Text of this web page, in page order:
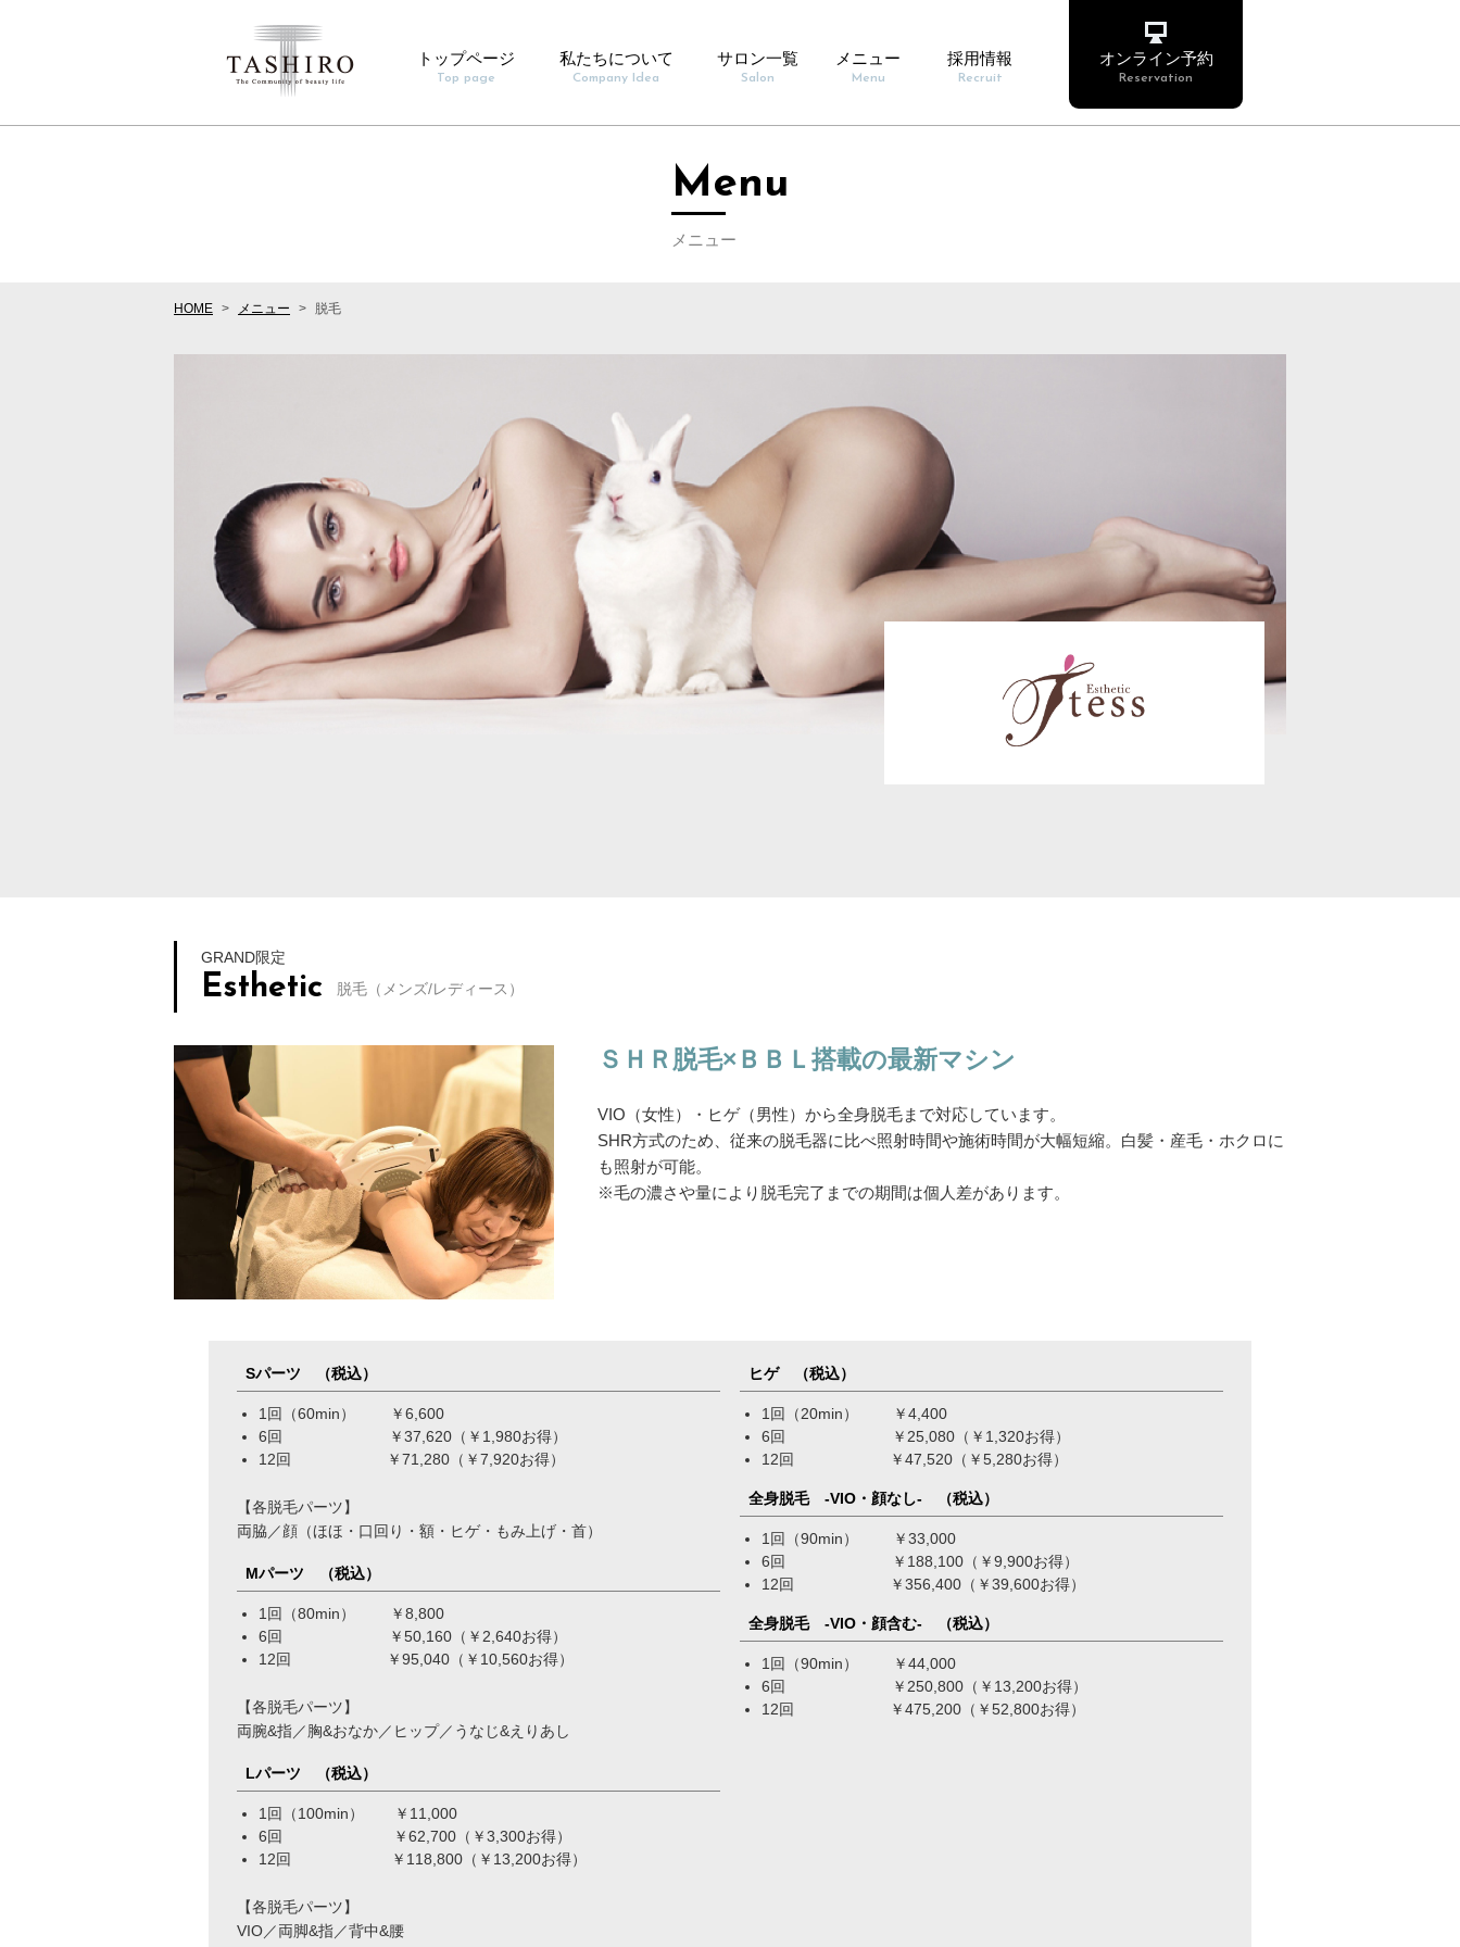
トップページ
Top page
私たちについて
Company Idea
サロン一覧
Salon
メニュー
Menu
採用情報
Recruit
オンライン予約
Reservation
Menu
メニュー
HOME メニュー 脱毛
GRAND限定
Esthetic 脱毛（メンズ/レディース）
ＳＨＲ脱毛×ＢＢＬ搭載の最新マシン
VIO（女性）・ヒゲ（男性）から全身脱毛まで対応しています。
SHR方式のため、従来の脱毛器に比べ照射時間や施術時間が大幅短縮。白髪・産毛・ホクロに
も照射が可能。
※毛の濃さや量により脱毛完了までの期間は個人差があります。
Sパーツ （税込）
1回（60min） ￥6,600
6回 ￥37,620（￥1,980お得）
12回 ￥71,280（￥7,920お得）
【各脱毛パーツ】
両脇／顔（ほほ・口回り・額・ヒゲ・もみ上げ・首）
Mパーツ （税込）
1回（80min） ￥8,800
6回 ￥50,160（￥2,640お得）
12回 ￥95,040（￥10,560お得）
【各脱毛パーツ】
両腕&指／胸&おなか／ヒップ／うなじ&えりあし
Lパーツ （税込）
1回（100min） ￥11,000
6回 ￥62,700（￥3,300お得）
12回 ￥118,800（￥13,200お得）
【各脱毛パーツ】
VIO／両脚&指／背中&腰
ヒゲ （税込）
1回（20min） ￥4,400
6回 ￥25,080（￥1,320お得）
12回 ￥47,520（￥5,280お得）
全身脱毛 -VIO・顔なし- （税込）
1回（90min） ￥33,000
6回 ￥188,100（￥9,900お得）
12回 ￥356,400（￥39,600お得）
全身脱毛 -VIO・顔含む- （税込）
1回（90min） ￥44,000
6回 ￥250,800（￥13,200お得）
12回 ￥475,200（￥52,800お得）